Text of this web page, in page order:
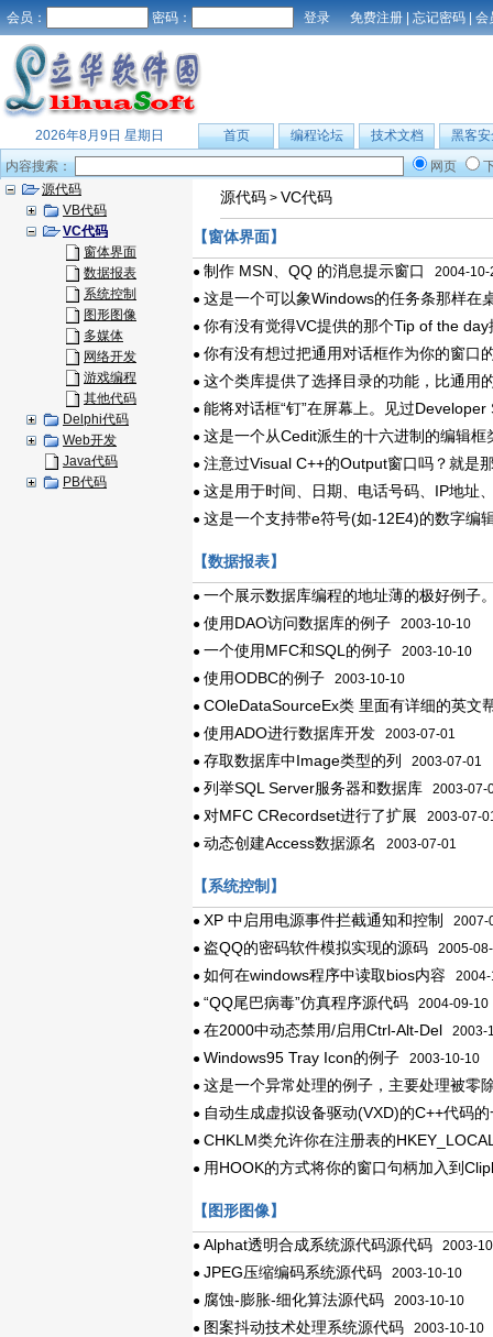
会员： 密码： 免费注册 | 忘记密码 | 会
2026年8月9日 星期日 首页 编程论坛 技术文档
黑客安
内容搜索：
网页
源代码
VB代码
VC代码
窗体界面
数据报表
系统控制
图形图像
多媒体
网络开发
游戏编程
其他代码
Delphi代码
Web开发
Java代码
PB代码
源代码 > VC代码
【窗体界面】
● 制作 MSN、QQ 的消息提示窗口
2004-10-
● 这是一个可以象Windows的任务条那样在
● 你有没有觉得VC提供的那个Tip of the
● 你有没有想过把通用对话框作为你的窗口
● 这个类库提供了选择目录的功能，比通用
● 能将对话框“钉”在屏幕上。见过
● 这是一个从Cedit派生的十六进制的编辑框
● 注意过Visual C++的Output窗口吗？就是
● 这是用于时间、日期、电话号码、IP地址
● 这是一个支持带e符号(如-12E4)的数字编
【数据报表】
● 一个展示数据库编程的地址薄的极好例子
● 使用DAO访问数据库的例子 2003-10-10
● 一个使用MFC和SQL的例子 2003-10-10
● 使用ODBC的例子 2003-10-10
● COleDataSourceEx类 里面有详细的英文
● 使用ADO进行数据库开发 2003-07-01
● 存取数据库中Image类型的列
2003-07-01
● 列举SQL Server服务器和数据库 2003-07-
● 对MFC CRecordset进行了扩展 2003-07-
● 动态创建Access数据源名 2003-07-01
【系统控制】
● XP 中启用电源事件拦截通知和控制
2007-
● 盗QQ的密码软件模拟实现的源码 2005-
● 如何在windows程序中读取bios内容 2004-
● “QQ尾巴病毒”仿真程序源代码 2004-09-10
● 在2000中动态禁用/启用Ctrl-Alt-Del 2003-
● Windows95 Tray Icon的例子 2003-10-10
● 这是一个异常处理的例子，主要处理被零
● 自动生成虚拟设备驱动(VXD)的C++代码
● CHKLM类允许你在注册表的
● 用HOOK的方式将你的窗口句柄加入到
【图形图像】
● Alphat透明合成系统源代码源代码 2003-
● JPEG压缩编码系统源代码 2003-10-10
● 腐蚀-膨胀-细化算法源代码 2003-10-10
● 图案抖动技术处理系统源代码 2003-10-10